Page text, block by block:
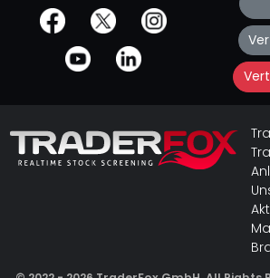
offizielle Social Media-Accounts